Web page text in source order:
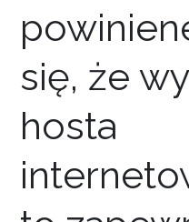
się, że
hosta